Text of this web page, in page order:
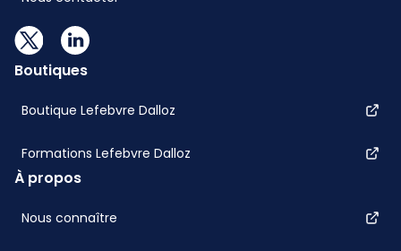
Boutiques
Boutique Lefebvre Dalloz
Formations Lefebvre Dalloz
À propos
Nous connaître